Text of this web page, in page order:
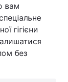
вам
гігієни
без